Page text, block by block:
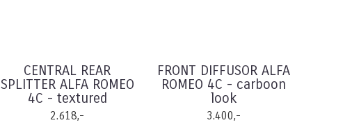
CENTRAL REAR
SPLITTER ALFA ROMEO
4C - textured
2.618,-
FRONT DIFFUSOR ALFA
ROMEO 4C - carboon
look
3.400,-